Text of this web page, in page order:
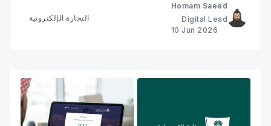
Homam Saeed
Digital Lead
10 Jun 2026
التجارة الإلكترونية